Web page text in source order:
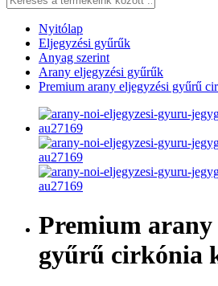
Nyitólap
Eljegyzési gyűrűk
Anyag szerint
Arany eljegyzési gyűrűk
Premium arany eljegyzési gyűrű
Premium arany
gyűrű cirkónia